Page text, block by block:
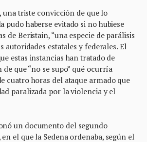
una triste convicción de que lo
pudo haberse evitado si no hubiese
de Beristain, “una especie de parálisis
autoridades estatales y federales. El
estas instancias han tratado de
que “no se supo” qué ocurría
cuatro horas del ataque armado que
paralizada por la violencia y el
un documento del segundo
en el que la Sedena ordenaba, según el